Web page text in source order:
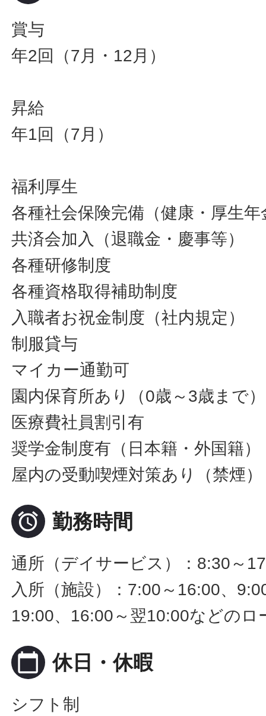
賞与
年2回（7月・12月）
昇給
年1回（7月）
福利厚生
各種社会保険完備（健康・厚生
共済会加入（退職金・慶事等）
各種研修制度
各種資格取得補助制度
入職者お祝金制度（社内規定）
制服貸与
マイカー通勤可
園内保育所あり（0歳～3歳まで
医療費社員割引有
奨学金制度有（日本籍・外国籍）
屋内の受動喫煙対策あり（禁煙）
 勤務時間
通所（デイサービス）：8:30～
入所（施設）：7:00～16:00、
19:00、16:00～翌10:00などの
calendar_today 休日・休暇
シフト制